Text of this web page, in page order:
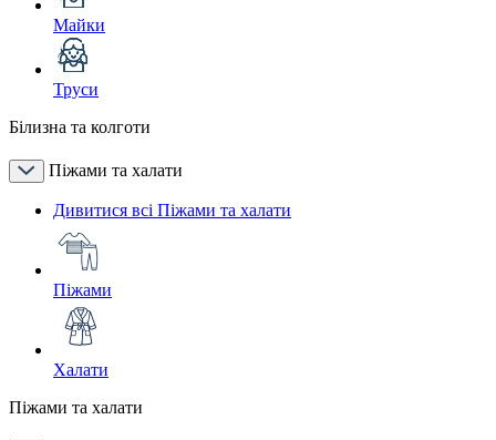
Майки
Труси
Білизна та колготи
Піжами та халати
Дивитися всі Піжами та халати
Піжами
Халати
Піжами та халати